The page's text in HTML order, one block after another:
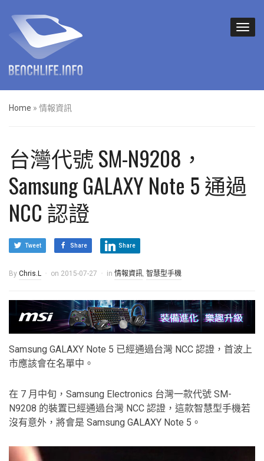
Home » 情報資訊
台灣代號 SM-N9208，
Samsung GALAXY Note 5 通過
NCC 認證
Tweet Share Share
By Chris.L on 2015-07-27 in 情報資訊, 智慧型手機
Samsung GALAXY Note 5 已經通過台灣 NCC 認證，首波上
市應該會在名單中。
在 7 月中旬，Samsung Electronics 台灣一款代號 SM-
N9208 的裝置已經通過台灣 NCC 認證，這款智慧型手機若
沒有意外，將會是 Samsung GALAXY Note 5。